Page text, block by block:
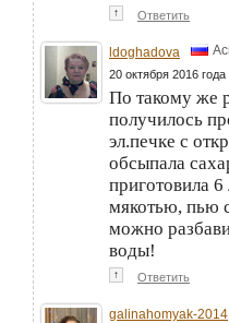
↑ Ответить
ldoghadova
20 октября 2016 года
По такому же
получилось
эл.печке с
обсыпала
приготовила 6
мякотью, пью
можно
воды!
↑ Ответить
galinahomyak-2014